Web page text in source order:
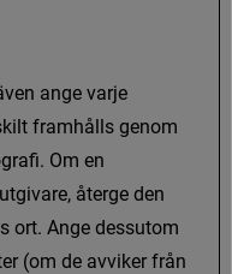
ven ange varje
kilt framhålls genom
graf. Om en
utgivare, återge den
s ort. Ange dessutom
er (om de avviker från